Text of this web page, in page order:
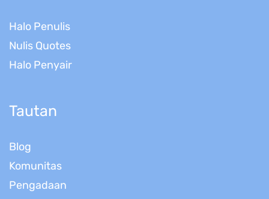
Halo Penulis
Nulis Quotes
Halo Penyair
Tautan
Blog
Komunitas
Pengadaan